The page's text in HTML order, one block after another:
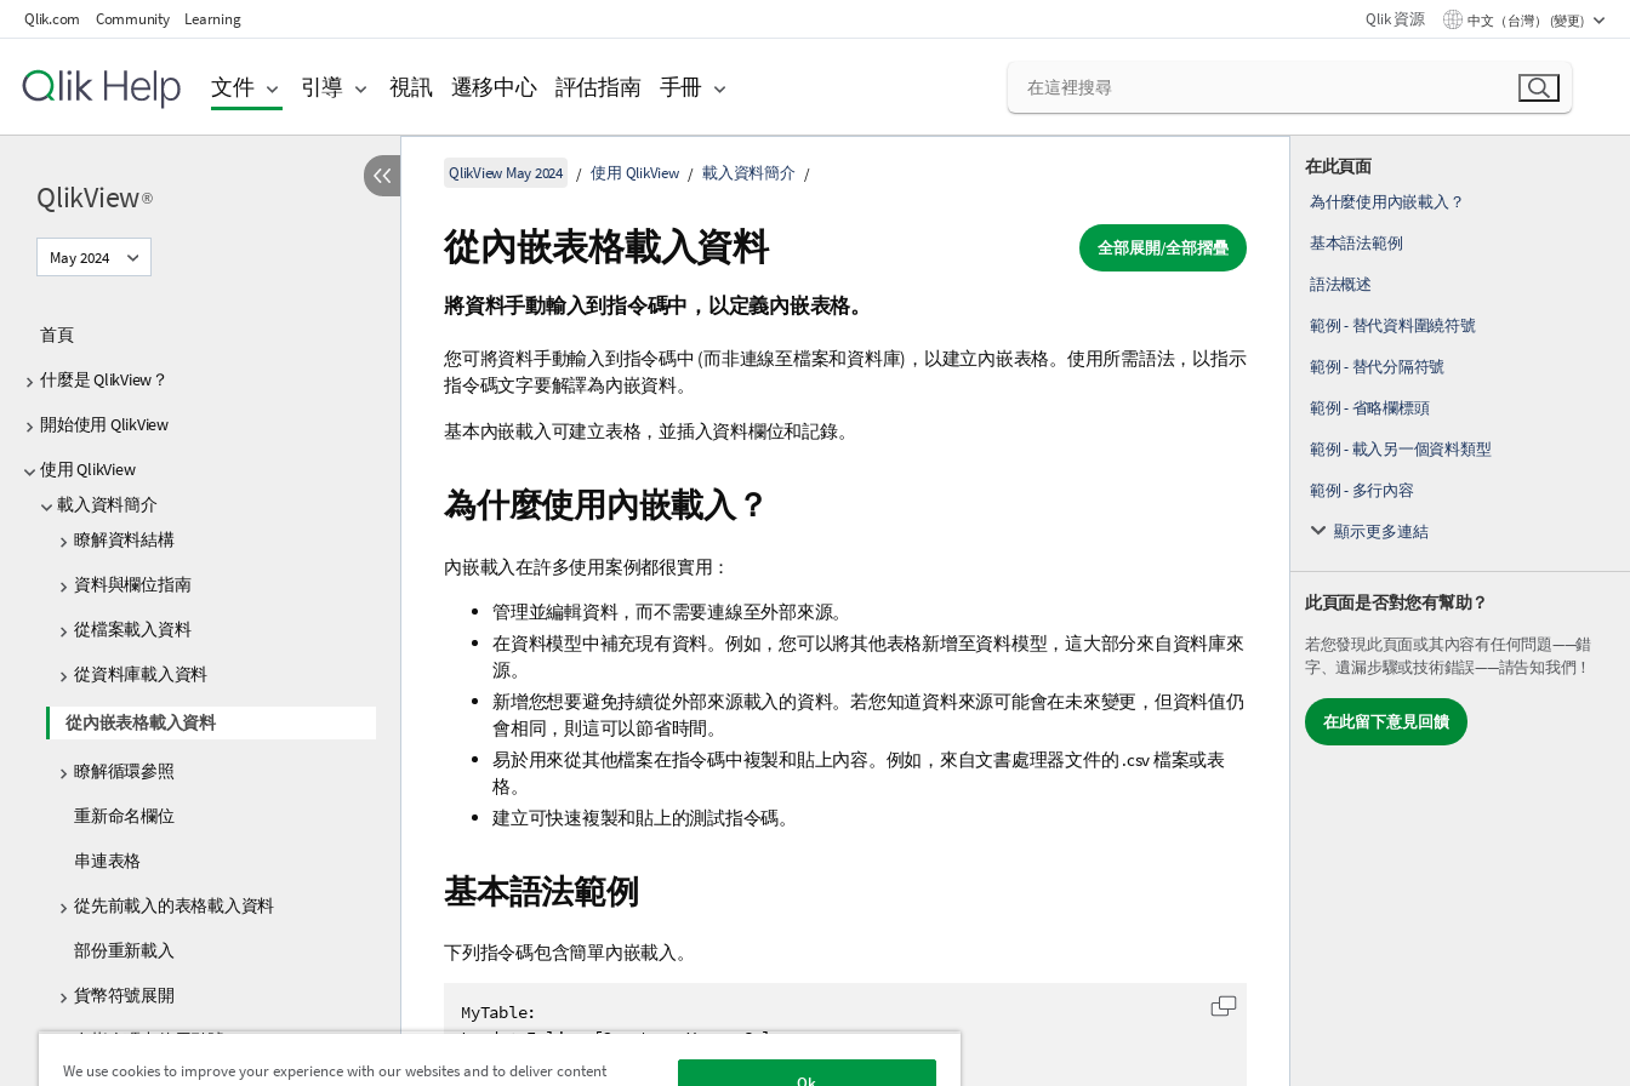
Qlik.com Community Learning Qlik 資源 中文（台灣） (變更)
文件 引導 視訊 遷移中心 評估指南 手冊
QlikView®
May 2024
首頁
什麼是 QlikView？
開始使用 QlikView
使用 QlikView
載入資料簡介
瞭解資料結構
資料與欄位指南
從檔案載入資料
從資料庫載入資料
從內嵌表格載入資料
瞭解循環參照
重新命名欄位
串連表格
從先前載入的表格載入資料
部份重新載入
貨幣符號展開
在指令碼中使用引號
在此頁面
為什麼使用內嵌載入？
基本語法範例
語法概述
範例 - 替代資料圍繞符號
範例 - 替代分隔符號
範例 - 省略欄標頭
範例 - 載入另一個資料類型
範例 - 多行內容
顯示更多連結
此頁面是否對您有幫助？
若您發現此頁面或其內容有任何問題——錯
字、遺漏步驟或技術錯誤——請告知我們！
在此留下意見回饋
QlikView May 2024 使用 QlikView 載入資料簡介
全部展開/全部摺疊
從內嵌表格載入資料
將資料手動輸入到指令碼中，以定義內嵌表格。
您可將資料手動輸入到指令碼中 (而非連線至檔案和資料庫)，以建立內嵌表格。使用所需語法，以指示
指令碼文字要解譯為內嵌資料。
基本內嵌載入可建立表格，並插入資料欄位和記錄。
為什麼使用內嵌載入？
內嵌載入在許多使用案例都很實用：
管理並編輯資料，而不需要連線至外部來源。
在資料模型中補充現有資料。例如，您可以將其他表格新增至資料模型，這大部分來自資料庫來
源。
新增您想要避免持續從外部來源載入的資料。若您知道資料來源可能會在未來變更，但資料值仍
會相同，則這可以節省時間。
易於用來從其他檔案在指令碼中複製和貼上內容。例如，來自文書處理器文件的 .csv檔案或表
格。
建立可快速複製和貼上的測試指令碼。
基本語法範例
下列指令碼包含簡單內嵌載入。
MyTable:
Load * Inline [Country, Year, Sales
Argentina, 2014, 66295.03
將代碼複製到剪貼簿
We use cookies to improve your experience with our websites and to deliver content